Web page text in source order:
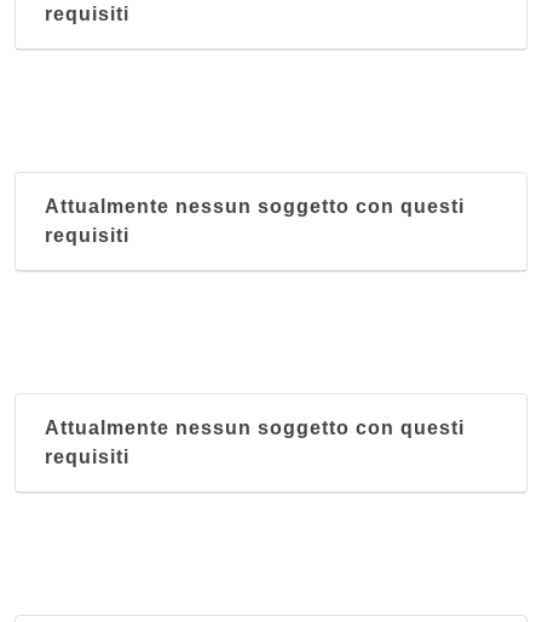
requisiti
Attualmente nessun soggetto con questi
requisiti
Attualmente nessun soggetto con questi
requisiti